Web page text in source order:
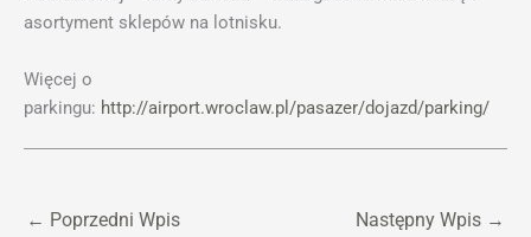
asortyment sklepów na lotnisku.
Więcej o
parkingu: http://airport.wroclaw.pl/pasazer/dojazd/parking/
← Poprzedni Wpis Następny Wpis →